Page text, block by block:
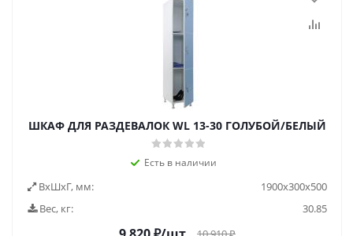
ШКАФ ДЛЯ РАЗДЕВАЛОК WL 13-30 ГОЛУБОЙ/БЕЛЫЙ
Есть в наличии
ВxШxГ, мм:
1900x300x500
Вес, кг:
30.85